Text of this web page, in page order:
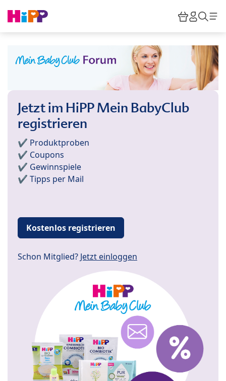
HiPP
Jetzt im HiPP Mein BabyClub
registrieren
✔️ Produktproben
✔️ Coupons
✔️ Gewinnspiele
✔️ Tipps per Mail
Kostenlos registrieren
Schon Mitglied? Jetzt einloggen